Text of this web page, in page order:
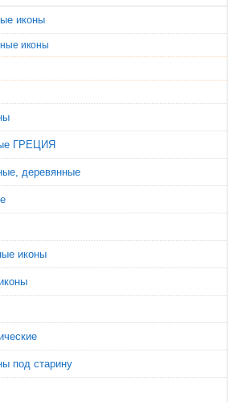
иконы
иконы
ГРЕЦИЯ
деревянные
иконы
под старину